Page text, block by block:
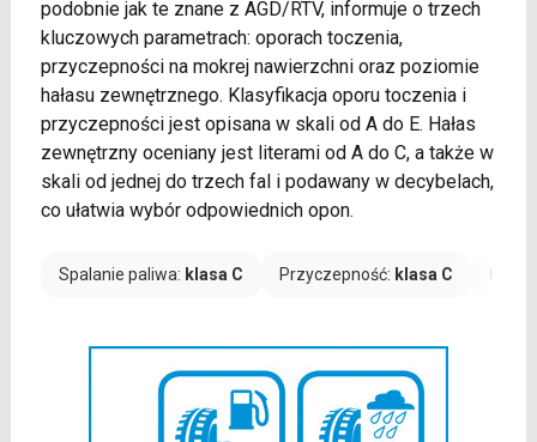
podobnie jak te znane z AGD/RTV, informuje o trzech
kluczowych parametrach: oporach toczenia,
przyczepności na mokrej nawierzchni oraz poziomie
hałasu zewnętrznego. Klasyfikacja oporu toczenia i
przyczepności jest opisana w skali od A do E. Hałas
zewnętrzny oceniany jest literami od A do C, a także w
skali od jednej do trzech fal i podawany w decybelach,
co ułatwia wybór odpowiednich opon.
Spalanie paliwa: klasa C Przyczepność: klasa C